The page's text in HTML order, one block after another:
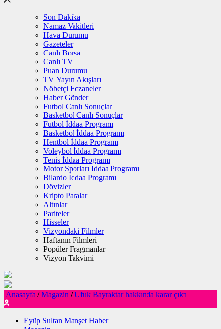
Son Dakika
Namaz Vakitleri
Hava Durumu
Gazeteler
Canlı Borsa
Canlı TV
Puan Durumu
TV Yayın Akışları
Nöbetçi Eczaneler
Haber Gönder
Futbol Canlı Sonuçlar
Basketbol Canlı Sonuçlar
Futbol İddaa Programı
Basketbol İddaa Programı
Hentbol İddaa Programı
Voleybol İddaa Programı
Tenis İddaa Programı
Motor Sporları İddaa Programı
Bilardo İddaa Programı
Dövizler
Kripto Paralar
Altınlar
Pariteler
Hisseler
Vizyondaki Filmler
Haftanın Filmleri
Popüler Fragmanlar
Vizyon Takvimi
Anasayfa / Magazin / Ufuk Bayraktar hakkında karar çıktı
Eyüp Sultan Manşet Haber